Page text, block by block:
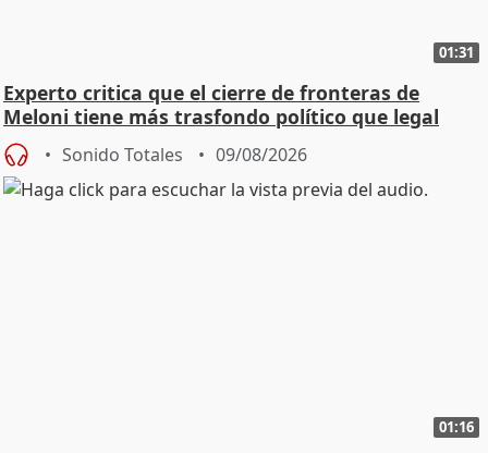
01:31
Experto critica que el cierre de fronteras de
Meloni tiene más trasfondo político que legal
Sonido Totales 09/08/2026
01:16